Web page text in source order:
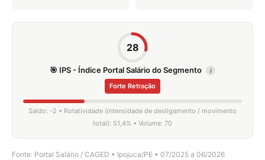
28
🎯 IPS - Índice Portal Salário do Segmento i
Forte Retração
Saldo: -2 • Rotatividade (intensidade de desligamento / movimento
total): 51,4% • Volume: 70
Fonte: Portal Salário / CAGED • Ipojuca/PE • 07/2025 a 06/2026